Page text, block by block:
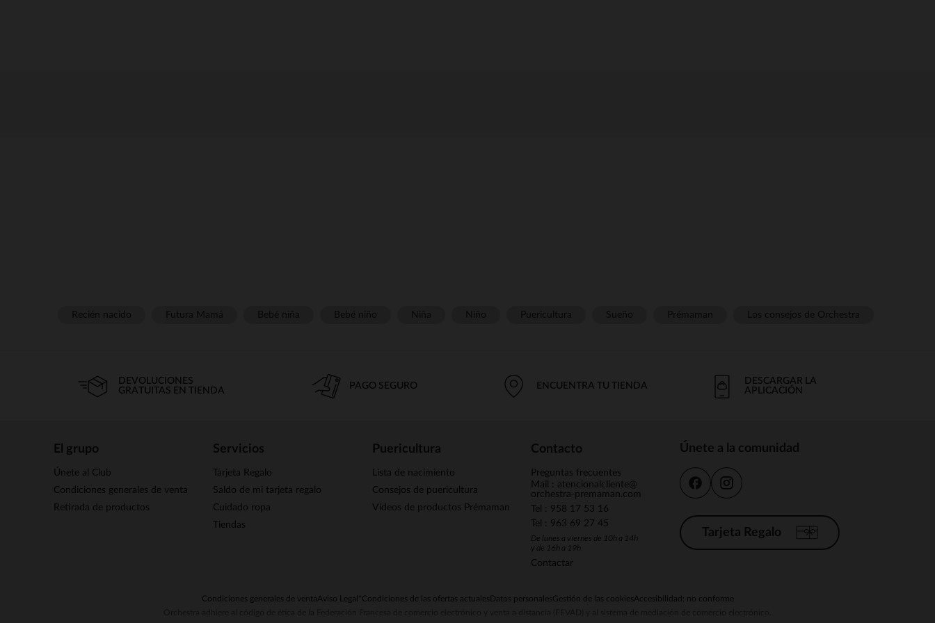
DEVOLUCIONES
GRATUITAS EN TIENDA
PAGO SEGURO ENCUENTRA TU TIENDA
DESCARGAR LA
APLICACIÓN
El grupo
Únete al Club
Condiciones generales de venta
Retirada de productos
Servicios
Tarjeta Regalo
Saldo de mi tarjeta regalo
Cuidado ropa
Tiendas
Puericultura
Lista de nacimiento
Consejos de puericultura
Vídeos de productos Prémaman
Contacto
Preguntas frecuentes
Mail : atencionalcliente@
orchestra-premaman.com
Tel : 958 17 53 16
Tel : 963 69 27 45
De lunes a viernes de 10h a 14h
y de 16h a 19h
Contactar
Únete a la comunidad
Tarjeta Regalo
Condiciones generales de ventaAviso Legal *Condiciones de las ofertas actuales Datos personalesGestión de las cookiesAccesibilidad: no conforme